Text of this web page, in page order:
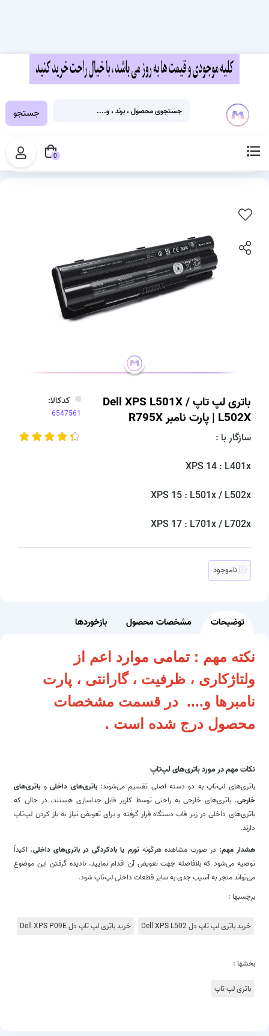
خانه
باتری لپ تاپ Dell XPS L501X /
L502X | پارت نامبر R795X
سازگار با :
XPS 14 : L401x
XPS 15 : L501x / L502x
XPS 17 : L701x / L702x
کدکالا:
ناموجود
توضیحات مشخصات محصول بازخوردها
نکته مهم : تمامی موارد اعم از
ولتاژکاری ، ظرفیت ، گارانتی ، پارت
نامبرها و.... در قسمت مشخصات
محصول درج شده است .
نکات مهم در مورد باتری‌های لپ‌تاپ
باتری‌های لپ‌تاپ به دو دسته اصلی تقسیم می‌شوند:باتری‌های داخلیو باتری‌های
خارجی. باتری‌های خارجی به راحتی توسط کاربر قابل جداسازی هستند، در حالی که
باتری‌های داخلی در زیر قاب دستگاه قرار گرفته و برای تعویض نیاز به باز کردن لپ‌تاپ
دارند.
هشدار مهم: در صورت مشاهده هرگونهتورم یا بادکردگی در باتری‌های داخلی، اکیداً
توصیه می‌شود که بلافاصله جهت تعویض آن اقدام نمایید. نادیده گرفتن این موضوع
می‌تواند منجر به آسیب جدی به سایر قطعات داخلی لپ‌تاپ شود.
برچسبها :
خرید باتری لپ تاپ دل Dell XPS L502 خرید باتری لپ تاپ دل Dell XPS P09E
بخشها :
باتری لپ تاپ
جستجو
0